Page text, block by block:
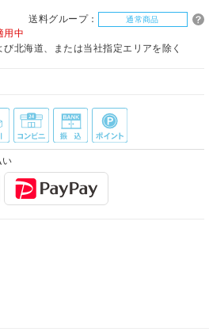
送料グループ： 通常商品
用中
北海道、または当社指定エリアを除く
い